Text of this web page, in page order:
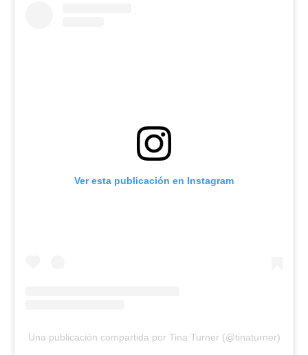
Ver esta publicación en Instagram
Una publicación compartida por Tina Turner (@tinaturner)